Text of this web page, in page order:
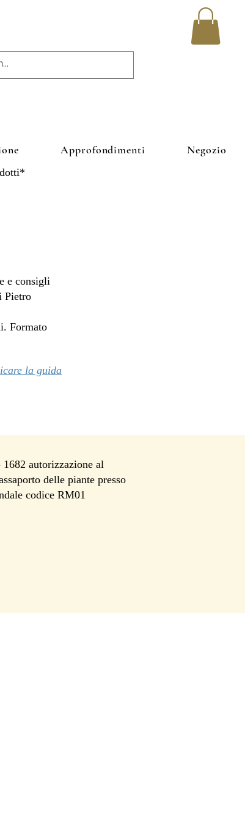
e consigli
Pietro
Formato
la guida
Approfondimenti Negozio
autorizzazione al
delle piante presso
codice RM01